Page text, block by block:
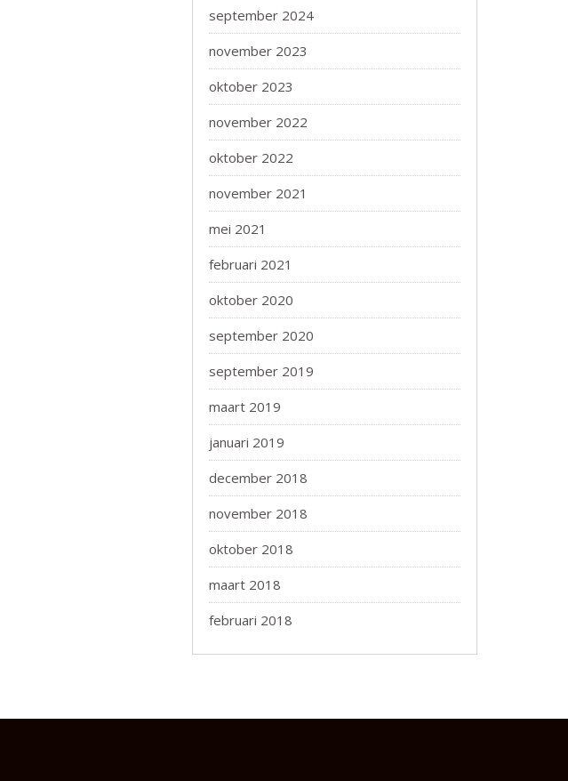
september 2024
november 2023
oktober 2023
november 2022
oktober 2022
november 2021
mei 2021
februari 2021
oktober 2020
september 2020
september 2019
maart 2019
januari 2019
december 2018
november 2018
oktober 2018
maart 2018
februari 2018